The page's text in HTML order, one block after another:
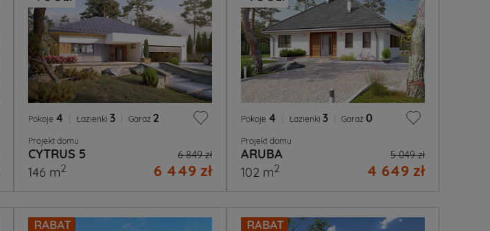
Pokoje 4 Łazienki 3 Garaż 2
Projekt domu
CYTRUS 5 6 849 zł
6 449 zł
146 m2
Pokoje 4 Łazienki 3 Garaż 0
Projekt domu
ARUBA 5 049 zł
4 649 zł
102 m2